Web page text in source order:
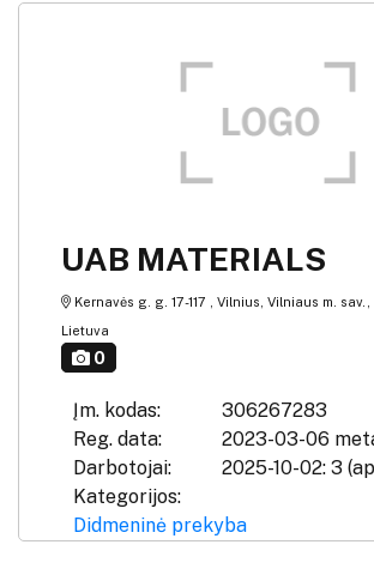
UAB MATERIALS
Kernavės g. g. 17-117 , Vilnius, Vilniaus m.
Lietuva
0
Įm. kodas:
306267283
Reg. data:
2023-03-06
Darbotojai:
2025-10-02: 3
Kategorijos:
Didmeninė prekyba